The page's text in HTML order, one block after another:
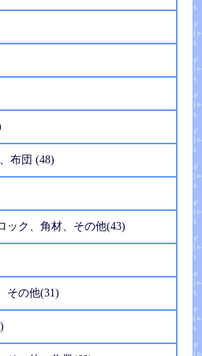
布団 (48)
ック、角材、その他(43)
その他(31)